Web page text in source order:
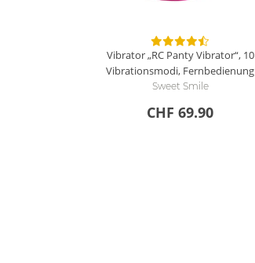
Vibrator „RC Panty Vibrator“, 10
Vibrationsmodi, Fernbedienung
Sweet Smile
CHF 69.90